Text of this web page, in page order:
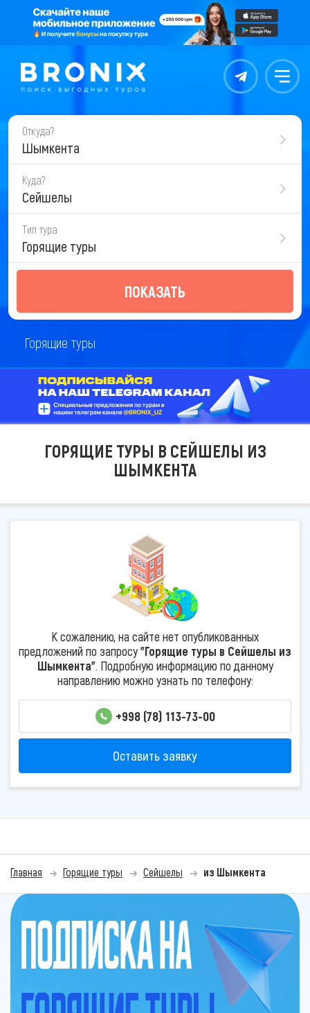
Контакты Меню
Откуда?
Шымкента
Куда?
Сейшелы
Тип тура
Горящие туры
ПОКАЗАТЬ
Горящие туры
ГОРЯЩИЕ ТУРЫ В СЕЙШЕЛЫ ИЗ
ШЫМКЕНТА
К сожалению, на сайте нет опубликованных
предложений по запросу"Горящие туры в Сейшелы из
Шымкента". Подробную информацию по данному
направлению можно узнать по телефону:
+998 (78) 113-73-00
Оставить заявку
Главная Горящие туры Сейшелы из Шымкента